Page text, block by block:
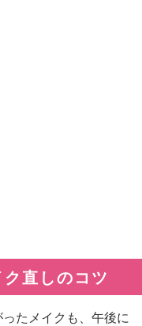
直しのコツ
たメイクも、午後に